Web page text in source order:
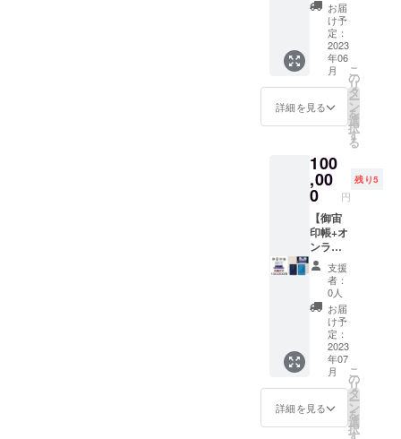
カー
50mm
x 横
70mm
） ※蛇
腹式40
か所朱
※表面保
明ビ
ニール
カバー
付 小さ
いサイ
ズの御
朱印帳
と同じ
大きさ
です。
（ダー
クブ
ルー）
と（ス
カイブ
ルー）
の２冊
セット
リジナ
ルス
テッ
カー、
人工衛
星かる
た、天
井プラ
ネタリ
ウムの
出張投
影サー
ビスの
セット
です。
宇宙を
巡る楽
しみ
と、ご
家族や
ト番
組）】
『御宙
印帳
（ダー
クブ
ルー）
（スカ
イブ
ｘ各1冊
+オリジ
ナルス
テッ
カーx1
枚+人工
衛星か
るたx1
セット
+天井プ
ラネタ
リウム
（1投
影）』
御宙印
（ダー
クブ
ルー）
と（ス
お届
け予
定：
2023
年06
月
詳細を見る
こ
の
リ
タ
ー
ン
を
選
択
す
る
100
,00
0 円
残り5
【御宙
印帳+オ
ンライ
ンプラ
ネタリ
ウム番
組エン
ドロー
ルへの
お名前
掲載】
『御宙
印帳
（ダー
クブ
ルー）
支援
者：
0人
お届
け予
定：
2023
年07
月
詳細を見る
こ
の
リ
タ
ー
ン
を
選
択